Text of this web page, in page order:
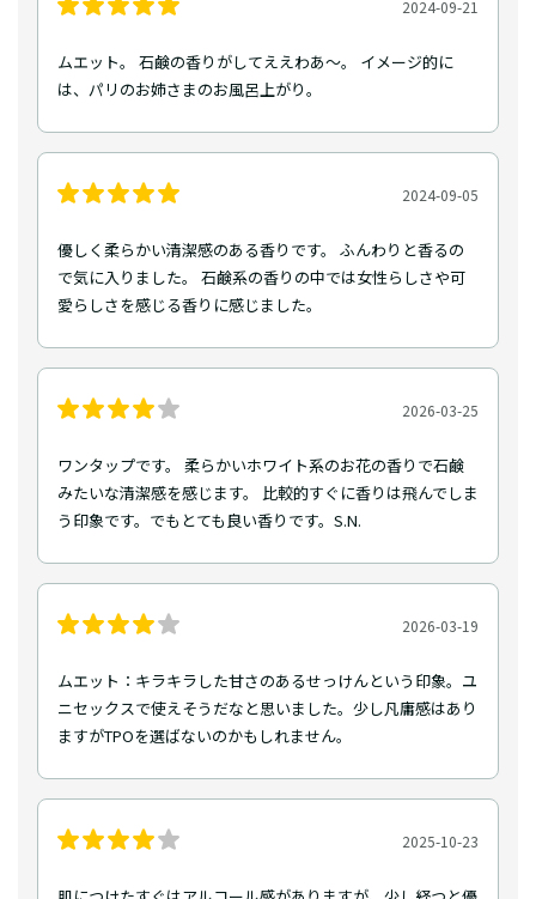
2024-09-21
ムエット。 石鹸の香りがしてええわあ〜。 イメージ的に
は、パリのお姉さまのお風呂上がり。
2024-09-05
優しく柔らかい清潔感のある香りです。 ふんわりと香るの
で気に入りました。 石鹸系の香りの中では女性らしさや可
愛らしさを感じる香りに感じました。
2026-03-25
ワンタップです。 柔らかいホワイト系のお花の香りで石鹸
みたいな清潔感を感じます。 比較的すぐに香りは飛んでしま
う印象です。でもとても良い香りです。S.N.
2026-03-19
ムエット：キラキラした甘さのあるせっけんという印象。ユ
ニセックスで使えそうだなと思いました。少し凡庸感はあり
ますがTPOを選ばないのかもしれません。
2025-10-23